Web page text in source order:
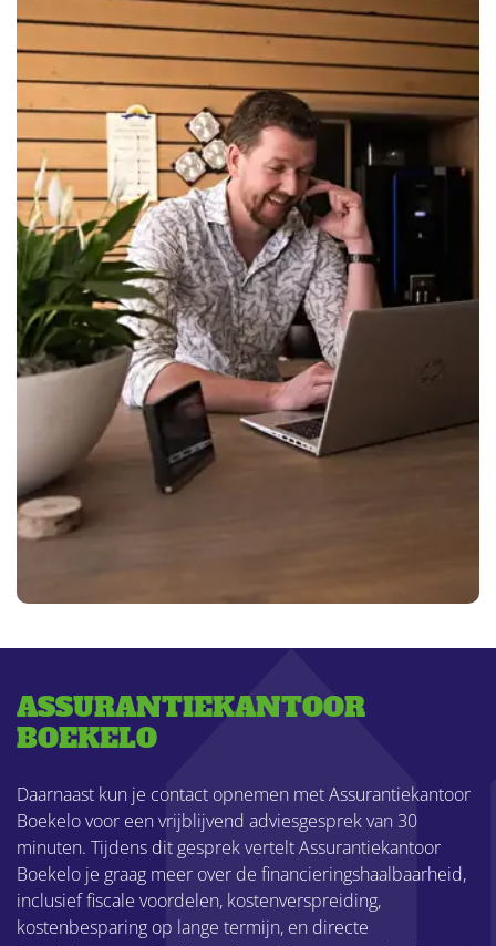
ASSURANTIEKANTOOR
BOEKELO
Daarnaast kun je contact opnemen met Assurantiekantoor
Boekelo voor een vrijblijvend adviesgesprek van 30
minuten. Tijdens dit gesprek vertelt Assurantiekantoor
Boekelo je graag meer over de financieringshaalbaarheid,
inclusief fiscale voordelen, kostenverspreiding,
kostenbesparing op lange termijn, en directe